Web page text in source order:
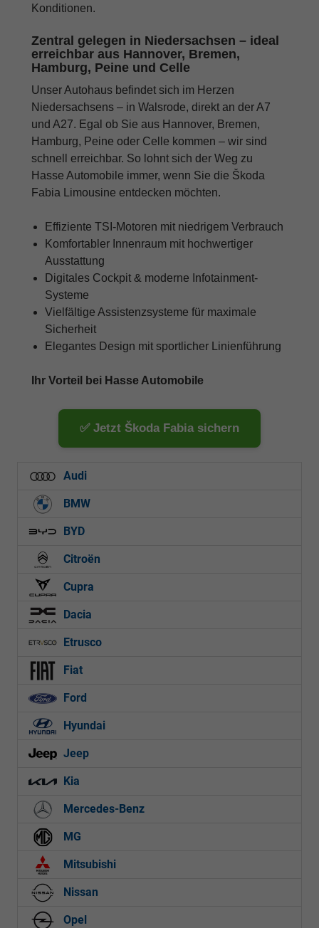
Konditionen.
Zentral gelegen in Niedersachsen – ideal
erreichbar aus Hannover, Bremen,
Hamburg, Peine und Celle
Unser Autohaus befindet sich im Herzen
Niedersachsens – in Walsrode, direkt an der A7
und A27. Egal ob Sie aus Hannover, Bremen,
Hamburg, Peine oder Celle kommen – wir sind
schnell erreichbar. So lohnt sich der Weg zu
Hasse Automobile immer, wenn Sie die Škoda
Fabia Limousine entdecken möchten.
Effiziente TSI-Motoren mit niedrigem Verbrauch
Komfortabler Innenraum mit hochwertiger
Ausstattung
Digitales Cockpit & moderne Infotainment-
Systeme
Vielfältige Assistenzsysteme für maximale
Sicherheit
Elegantes Design mit sportlicher Linienführung
Ihr Vorteil bei Hasse Automobile
✅ Jetzt Škoda Fabia sichern
Audi
BMW
BYD
Citroën
Cupra
Dacia
Etrusco
Fiat
Ford
Hyundai
Jeep
Kia
Mercedes-Benz
MG
Mitsubishi
Nissan
Opel